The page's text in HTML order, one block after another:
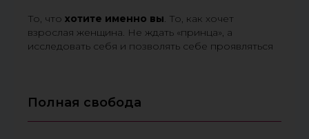
То, что хотите именно вы. То, как хочет
взрослая женщина. Не ждать «принца», а
исследовать себя и позволять себе проявляться
Полная свобода